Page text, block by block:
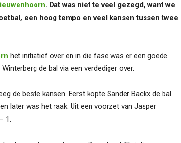
. Dat was niet te veel gezegd, want we
een hoog tempo en veel kansen tussen twee
het initiatief over en in die fase was er een goede
de bal via een verdediger over.
de beste kansen. Eerst kopte Sander Backx de bal
later was het raak. Uit een voorzet van Jasper
1.